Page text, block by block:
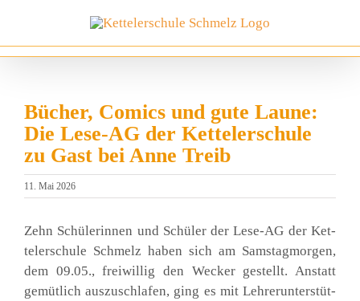
springen
Bücher, Comics und gute Laune:
Die Lese-AG der Kettelerschule
zu Gast bei Anne Treib
11. Mai 2026
Zehn Schü­le­rin­nen und Schü­ler der Lese-AG der Ket­
tel­er­schu­le Schmelz haben sich am Sams­tag­mor­gen,
dem 09.05., frei­wil­lig den Wecker gestellt. Anstatt
gemüt­lich aus­zu­schla­fen, ging es mit Leh­rer­un­ter­stüt­